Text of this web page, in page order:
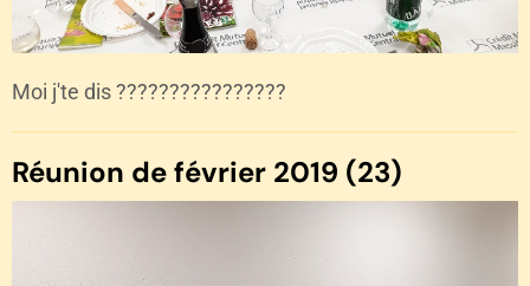
Moi j'te dis ????????????????
Réunion de février 2019 (23)